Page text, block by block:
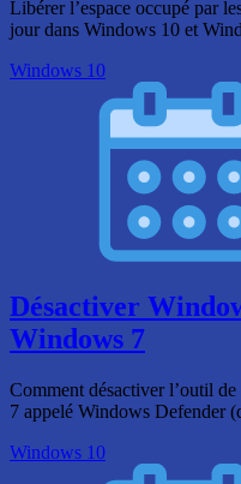
Libérer l’espace occupé par
jour dans Windows 10 et
Windows 10
Désactiver
Windows 7
Comment désactiver l’outil
7 appelé Windows Defender
Windows 10